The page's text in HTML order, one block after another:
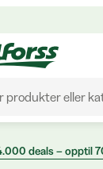
produkter eller
deals – opptil